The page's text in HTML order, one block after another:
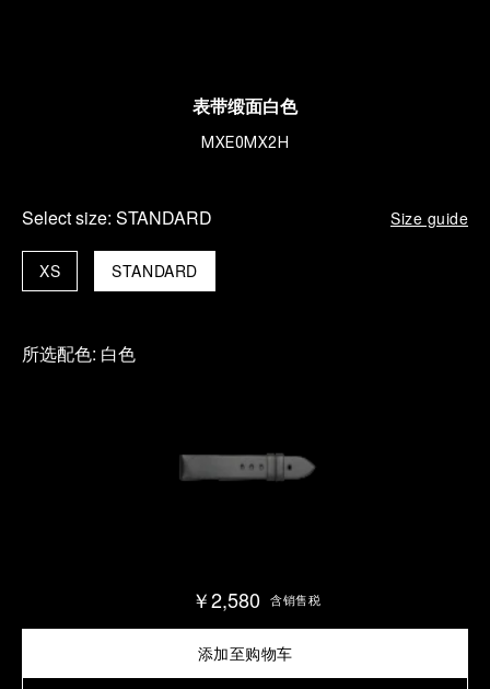
表带缎面白色
MXE0MX2H
Select size: STANDARD Size guide
STANDARD
XS
所选配色: 白色
￥2,580 含销售税
添加至购物车